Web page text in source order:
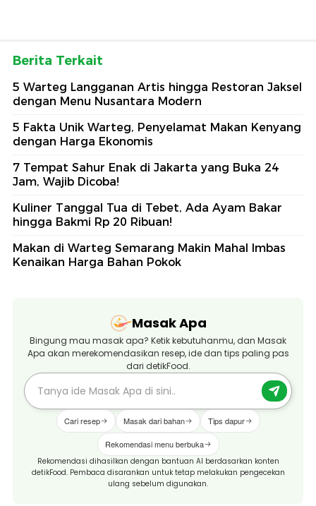
Berita Terkait
5 Warteg Langganan Artis hingga Restoran Jaksel
dengan Menu Nusantara Modern
5 Fakta Unik Warteg, Penyelamat Makan Kenyang
dengan Harga Ekonomis
7 Tempat Sahur Enak di Jakarta yang Buka 24
Jam, Wajib Dicoba!
Kuliner Tanggal Tua di Tebet, Ada Ayam Bakar
hingga Bakmi Rp 20 Ribuan!
Makan di Warteg Semarang Makin Mahal Imbas
Kenaikan Harga Bahan Pokok
Masak Apa
Bingung mau masak apa? Ketik kebutuhanmu, dan Masak
Apa akan merekomendasikan resep, ide dan tips paling pas
dari detikFood.
Cari resep Masak dari bahan Tips dapur
Rekomendasi menu berbuka
Rekomendasi dihasilkan dengan bantuan AI berdasarkan konten
detikFood. Pembaca disarankan untuk tetap melakukan pengecekan
ulang sebelum digunakan.